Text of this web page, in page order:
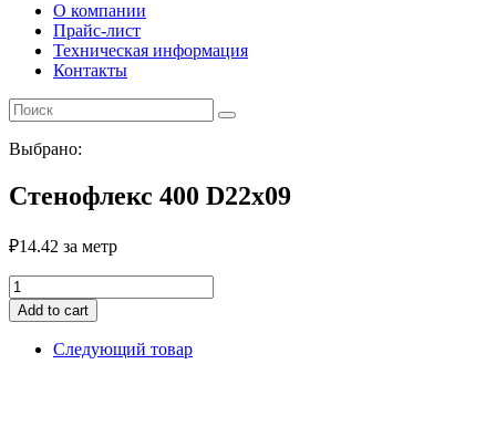
О компании
Прайс-лист
Техническая информация
Контакты
Выбрано:
Стенофлекс 400 D22х09
₽14.42 за метр
Стенофлекс
400
D22х09
quantity
Add to cart
Следующий товар